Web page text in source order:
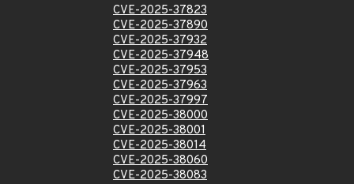
CVE-2025-37823
CVE-2025-37890
CVE-2025-37932
CVE-2025-37948
CVE-2025-37953
CVE-2025-37963
CVE-2025-37997
CVE-2025-38000
CVE-2025-38001
CVE-2025-38014
CVE-2025-38060
CVE-2025-38083